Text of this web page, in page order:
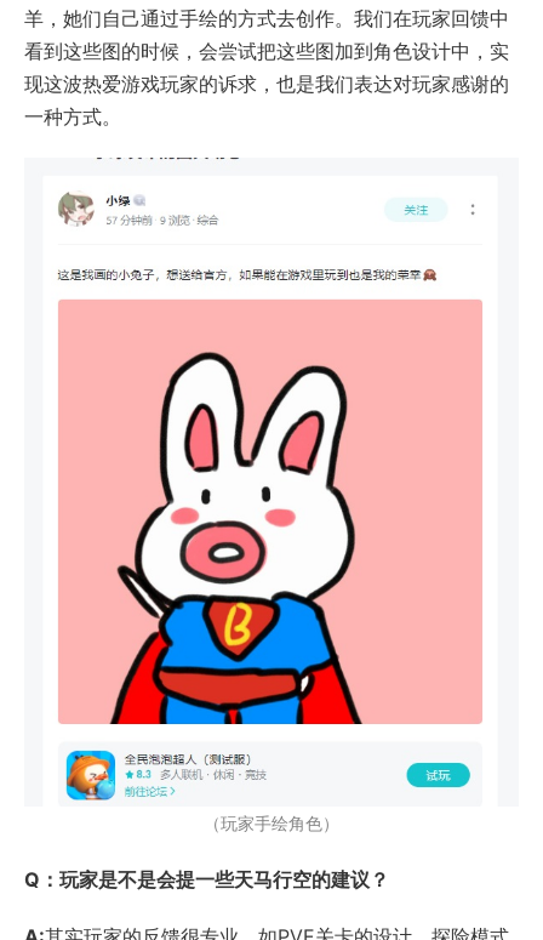
羊，她们自己通过手绘的方式去创作。我们在玩家回馈中
看到这些图的时候，会尝试把这些图加到角色设计中，实
现这波热爱游戏玩家的诉求，也是我们表达对玩家感谢的
一种方式。
（玩家手绘角色）
Q：玩家是不是会提一些天马行空的建议？